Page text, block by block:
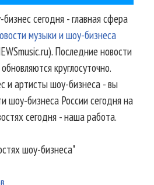
сегодня - главная сфера
музыки и шоу-бизнеса
Последние новости
круглосуточно.
и артисты шоу-бизнеса - вы
шоу-бизнеса России сегодня на
сегодня - наша работа.
шоу-бизнеса"